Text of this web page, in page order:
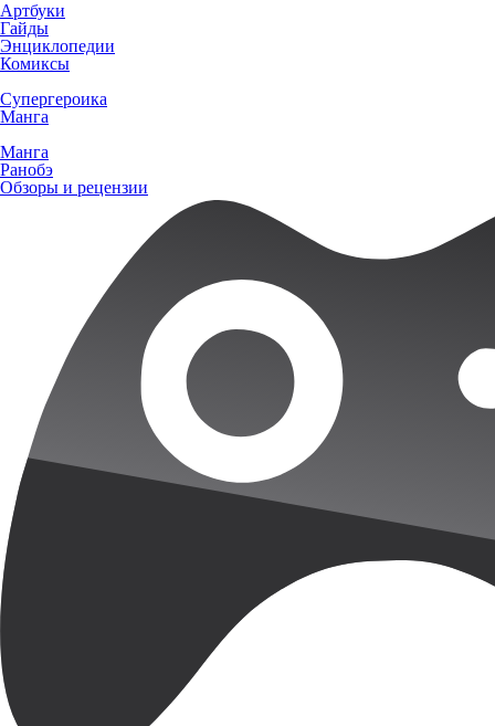
Артбуки
Гайды
Энциклопедии
Комиксы
Супергероика
Манга
Манга
Ранобэ
Обзоры и рецензии